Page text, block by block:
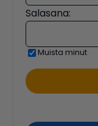
Salasana:
Muista minut